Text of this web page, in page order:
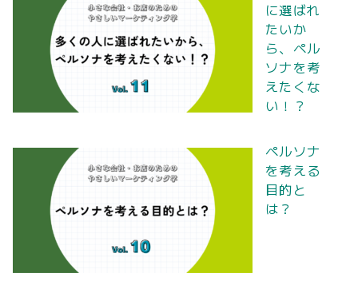
に選ばれ
たいか
ら、ペル
ソナを考
えたくな
い！？
ペルソナ
を考える
目的と
は？